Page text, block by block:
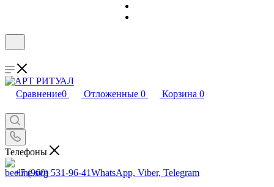
Сравнение0 Отложенные 0 Корзина 0
Телефоны
+7 (960) 531-96-41WhatsApp, Viber, Telegram